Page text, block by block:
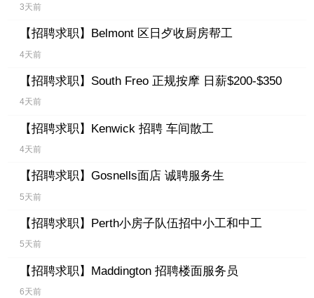
3天前
【招聘求职】 Belmont 区日歺收厨房帮工
4天前
【招聘求职】 South Freo 正规按摩 日薪$200-$350
4天前
【招聘求职】 Kenwick 招聘 车间散工
4天前
【招聘求职】 Gosnells面店 诚聘服务生
5天前
【招聘求职】 Perth小房子队伍招中小工和中工
5天前
【招聘求职】 Maddington 招聘楼面服务员
6天前